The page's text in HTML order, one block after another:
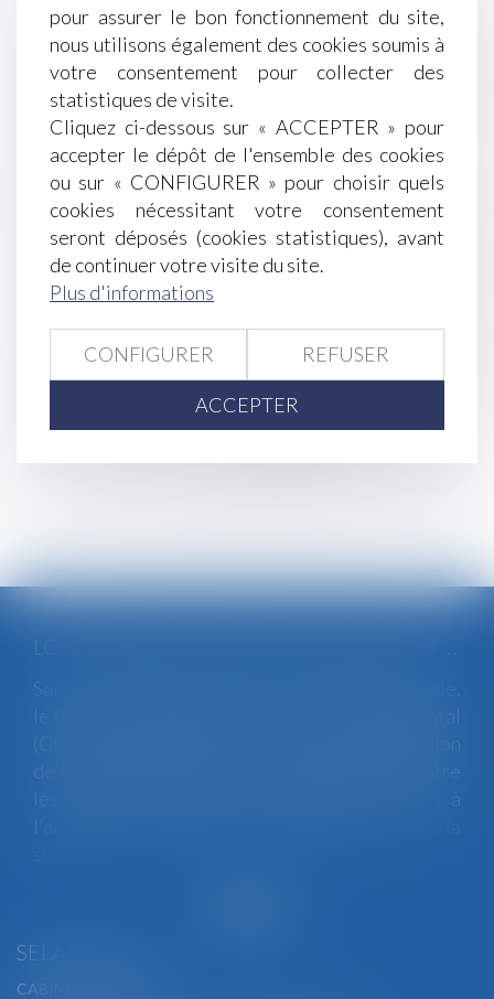
retardée pour cause de dissolution
De la prévention des RPS à la promotion de la
QVCT
JO : le recours à l’activité partielle sera
exceptionnel !
Taux de cotisations sociales URSSAF 2024
Bornes de recharge pour véhicules électriques :
l’Autorité rend son avis
Clause de non-concurrence illicite et restitution
de la contrepartie financière indûment versée
Testament olographe partiellement daté par un
tiers : pas de nullité automatique
CJUE : la protection du consommateur pour les
services en ligne
<< < ... 59 60 61 62 63 64 65
Saisi par la Présidente de l'Assemblée nationale,
le Conseil économique, social et environnemental
(CESE) a adopté ce jour son avis sur la proposition
de loi visant à lutter de manière intégrale contre
les violences sexistes et sexuelles commises à
l'encontre des femmes et des enfants...
SELARL BGBJ
CABINET PRINCIPAL
pour assurer le bon fonctionnement du site,
nous utilisons également des cookies soumis à
votre consentement pour collecter des
statistiques de visite.
Cliquez ci-dessous sur « ACCEPTER » pour
accepter le dépôt de l'ensemble des cookies
ou sur « CONFIGURER » pour choisir quels
cookies nécessitant votre consentement
seront déposés (cookies statistiques), avant
de continuer votre visite du site.
Plus d'informations
CONFIGURER REFUSER
ACCEPTER